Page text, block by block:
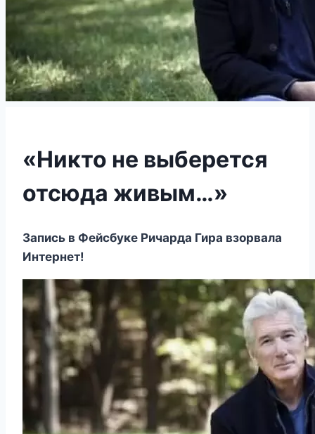
«Никто не выберется
отсюда живым…»
Запись в Фейсбуке Ричарда Гира взорвала
Интернет!